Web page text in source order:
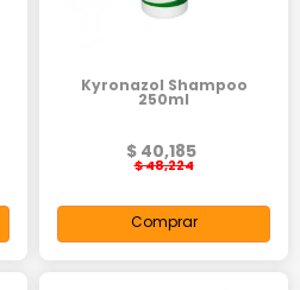
Kyronazol Shampoo
250ml
$ 40,185
$ 48,224
Comprar